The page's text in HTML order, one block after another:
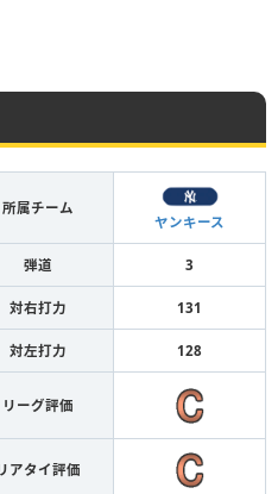
所属チーム
ヤンキース
弾道 3
対右打力 131
対左打力 128
リーグ評価
アタイ評価